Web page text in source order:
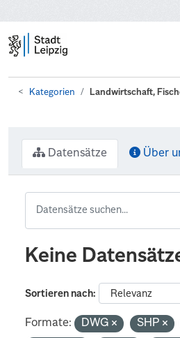
Kategorien Landwirtschaft,
Datensätze Über
Keine
Sortieren nach
Formate: DWG SHP